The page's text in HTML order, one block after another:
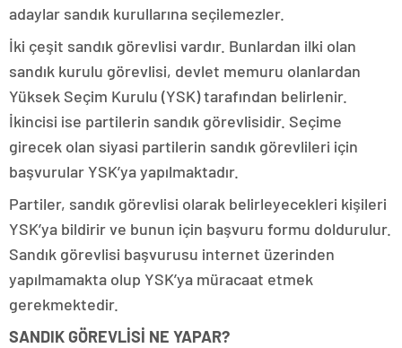
adaylar sandık kurullarına seçilemezler.
İki çeşit sandık görevlisi vardır. Bunlardan ilki olan
sandık kurulu görevlisi, devlet memuru olanlardan
Yüksek Seçim Kurulu (YSK) tarafından belirlenir.
İkincisi ise partilerin sandık görevlisidir. Seçime
girecek olan siyasi partilerin sandık görevlileri için
başvurular YSK’ya yapılmaktadır.
Partiler, sandık görevlisi olarak belirleyecekleri kişileri
YSK’ya bildirir ve bunun için başvuru formu doldurulur.
Sandık görevlisi başvurusu internet üzerinden
yapılmamakta olup YSK’ya müracaat etmek
gerekmektedir.
SANDIK GÖREVLİSİ NE YAPAR?